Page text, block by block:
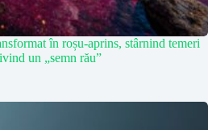
în roșu-aprins, stârnind temeri
un „semn rău”